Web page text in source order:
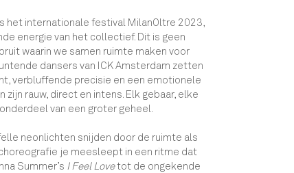
het internationale festival MilanOltre 2023,
energie van het collectief. Dit is geen
waarin we samen ruimte maken voor
dansers van ICK Amsterdam zetten
verbluffende precisie en een emotionele
rauw, direct en intens. Elk gebaar, elke
van een groter geheel.
neonlichten snijden door de ruimte als
je meesleept in een ritme dat
Summer’s I Feel Lovetot de ongekende